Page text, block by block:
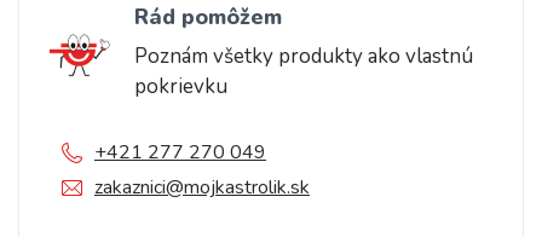
Rád pomôžem
Poznám všetky produkty ako vlastnú
pokrievku
+421 277 270 049
zakaznici@mojkastrolik.sk